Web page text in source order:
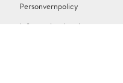
Personvernpolicy
Informasjonskapsler